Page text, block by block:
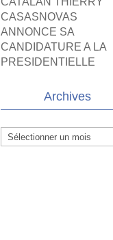
CASASNOVAS
ANNONCE SA
CANDIDATURE A LA
PRESIDENTIELLE
Archives
Archives